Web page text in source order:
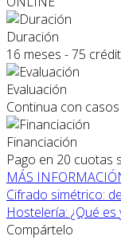
Duración
16 meses - 75
Evaluación
Continua con
Financiación
Pago en 20 cuotas
MÁS
Cifrado simétrico:
Hostelería: ¿Qué
Compártelo